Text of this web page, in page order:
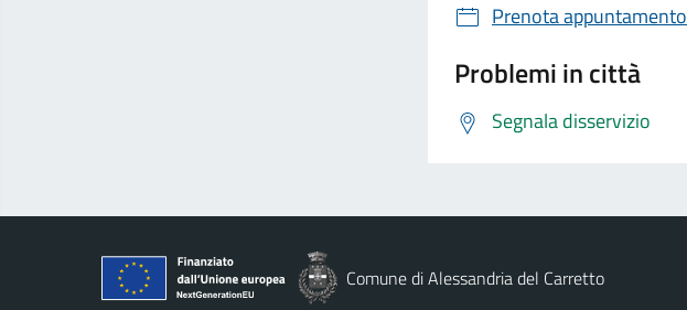
Prenota appuntamento
Problemi in città
Segnala disservizio
Comune di Alessandria del Carretto